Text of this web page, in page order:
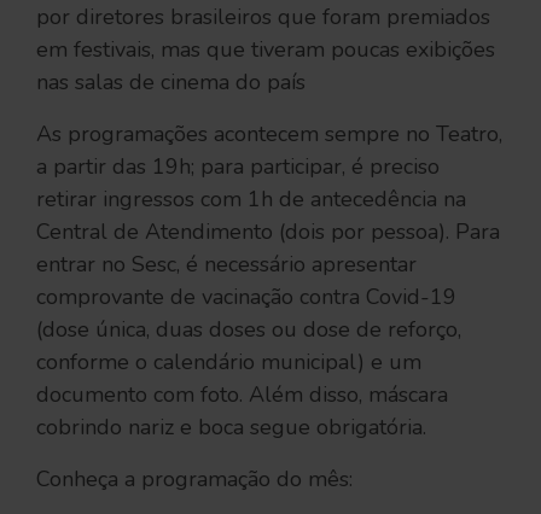
por diretores brasileiros que foram premiados
em festivais, mas que tiveram poucas exibições
nas salas de cinema do país
As programações acontecem sempre no Teatro,
a partir das 19h; para participar, é preciso
retirar ingressos com 1h de antecedência na
Central de Atendimento (dois por pessoa). Para
entrar no Sesc, é necessário apresentar
comprovante de vacinação contra Covid-19
(dose única, duas doses ou dose de reforço,
conforme o calendário municipal) e um
documento com foto. Além disso, máscara
cobrindo nariz e boca segue obrigatória.
Conheça a programação do mês: